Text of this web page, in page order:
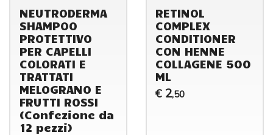
NEUTRODERMA
SHAMPOO
PROTETTIVO
PER CAPELLI
COLORATI E
TRATTATI
MELOGRANO E
FRUTTI ROSSI
(Confezione da
12 pezzi)
RETINOL
COMPLEX
CONDITIONER
CON HENNE
COLLAGENE 500
ML
€ 2,50